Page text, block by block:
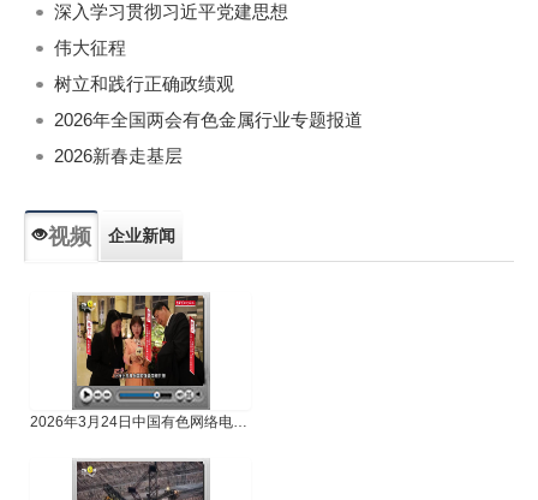
深入学习贯彻习近平党建思想
伟大征程
树立和践行正确政绩观
2026年全国两会有色金属行业专题报道
2026新春走基层
视频 企业新闻
2026年3月24日中国有色网络电视新闻